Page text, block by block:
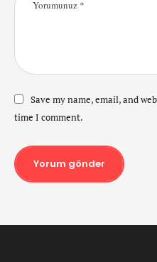
Save my name, email, and
time I comment.
Yorum gönder